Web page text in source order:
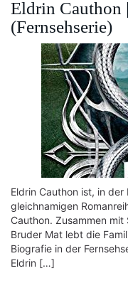
Eldrin Cauthon
(Fernsehserie)
Eldrin Cauthon ist, in
gleichnamigen
Cauthon. Zusammen
Bruder Mat lebt die
Biografie in der
Eldrin […]